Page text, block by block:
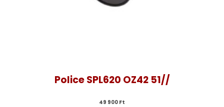
Police SPL620 OZ42 51//
49 900 Ft